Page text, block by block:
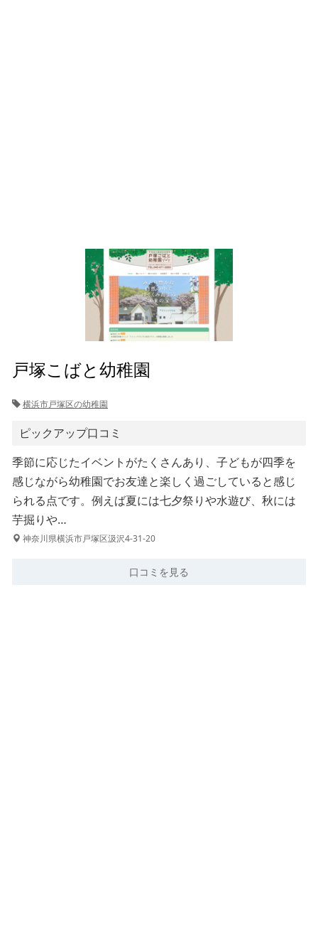
戸塚こばと幼稚園
横浜市戸塚区の幼稚園
ピックアップ口コミ
季節に応じたイベントがたくさんあり、子どもが四季を
感じながら幼稚園でお友達と楽しく過ごしていると感じ
られる点です。例えば夏には七夕祭りや水遊び、秋には
芋掘りや…
神奈川県横浜市戸塚区汲沢4-31-20
口コミを見る